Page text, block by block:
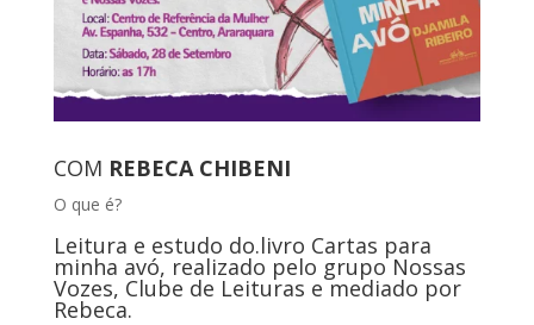
COM REBECA CHIBENI
O que é?
Leitura e estudo do.livro Cartas para
minha avó, realizado pelo grupo Nossas
Vozes, Clube de Leituras e mediado por
Rebeca.